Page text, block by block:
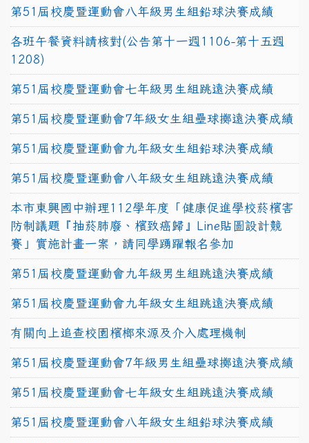
第51屆校慶暨運動會八年級男生組鉛球決賽成績
各班午餐資料請核對(公告第十一週1106-第十五週
1208)
第51屆校慶暨運動會七年級男生組跳遠決賽成績
第51屆校慶暨運動會7年級女生組壘球擲遠決賽成績
第51屆校慶暨運動會九年級女生組鉛球決賽成績
第51屆校慶暨運動會八年級女生組跳遠決賽成績
本市東興國中辦理112學年度「健康促進學校菸檳害
防制議題『抽菸肺廢、檳致癌歸』Line貼圖設計競
賽」實施計畫一案，請同學踴躍報名參加
第51屆校慶暨運動會九年級男生組跳遠決賽成績
第51屆校慶暨運動會九年級女生組跳遠決賽成績
有關向上追查校園檳榔來源及介入處理機制
第51屆校慶暨運動會7年級男生組壘球擲遠決賽成績
第51屆校慶暨運動會七年級女生組跳遠決賽成績
第51屆校慶暨運動會八年級女生組鉛球決賽成績